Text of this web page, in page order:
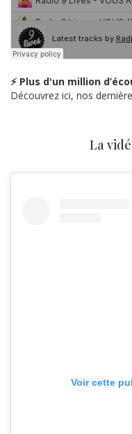
⚡ Plus d'un million
Découvrez ici, nos
La
Voir cette